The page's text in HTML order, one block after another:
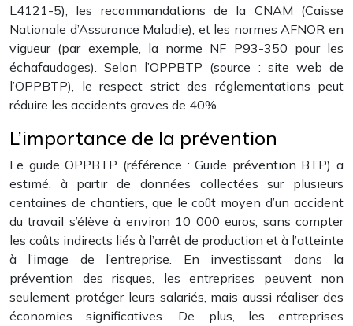
L4121-5), les recommandations de la CNAM (Caisse
Nationale d’Assurance Maladie), et les normes AFNOR en
vigueur (par exemple, la norme NF P93-350 pour les
échafaudages). Selon l’OPPBTP (source : site web de
l’OPPBTP), le respect strict des réglementations peut
réduire les accidents graves de 40%.
L’importance de la prévention
Le guide OPPBTP (référence : Guide prévention BTP) a
estimé, à partir de données collectées sur plusieurs
centaines de chantiers, que le coût moyen d’un accident
du travail s’élève à environ 10 000 euros, sans compter
les coûts indirects liés à l’arrêt de production et à l’atteinte
à l’image de l’entreprise. En investissant dans la
prévention des risques, les entreprises peuvent non
seulement protéger leurs salariés, mais aussi réaliser des
économies significatives. De plus, les entreprises